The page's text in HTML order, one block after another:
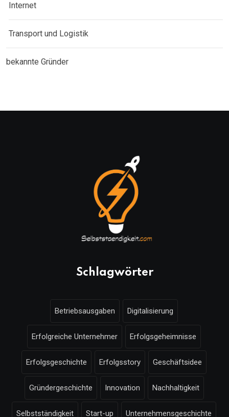
Internet
Transport und Logistik
bekannte Gründer
Schlagwörter
Betriebsausgaben Digitalisierung
Erfolgreiche Unternehmer Erfolgsgeheimnisse
Erfolgsgeschichte Erfolgsstory Geschäftsidee
Gründergeschichte Innovation Nachhaltigkeit
Selbstständigkeit Start-up Unternehmensgeschichte